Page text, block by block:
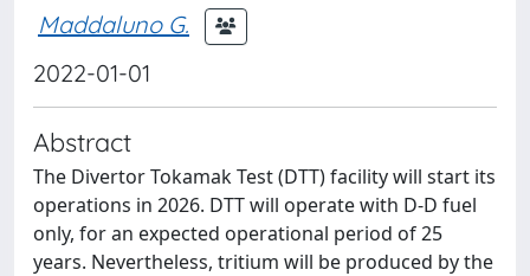
Maddaluno G.
2022-01-01
Abstract
The Divertor Tokamak Test (DTT) facility will start its
operations in 2026. DTT will operate with D-D fuel
only, for an expected operational period of 25
years. Nevertheless, tritium will be produced by the